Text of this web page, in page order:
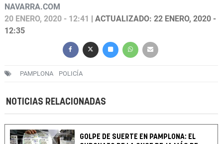
NAVARRA.COM
20 ENERO, 2020 - 12:41
| ACTUALIZADO: 22 ENERO, 2020 -
12:35
PAMPLONA POLICÍA
NOTICIAS RELACIONADAS
GOLPE DE SUERTE EN PAMPLONA: EL